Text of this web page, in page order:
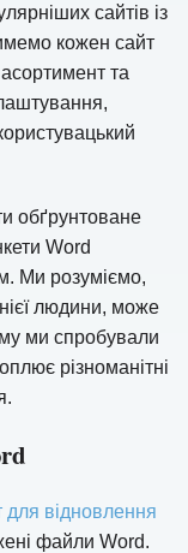
сайтів із
кожен сайт
та
обґрунтоване
Word
Ми розуміємо,
людини, може
ми спробували
різноманітні
для відновлення
файли Word.